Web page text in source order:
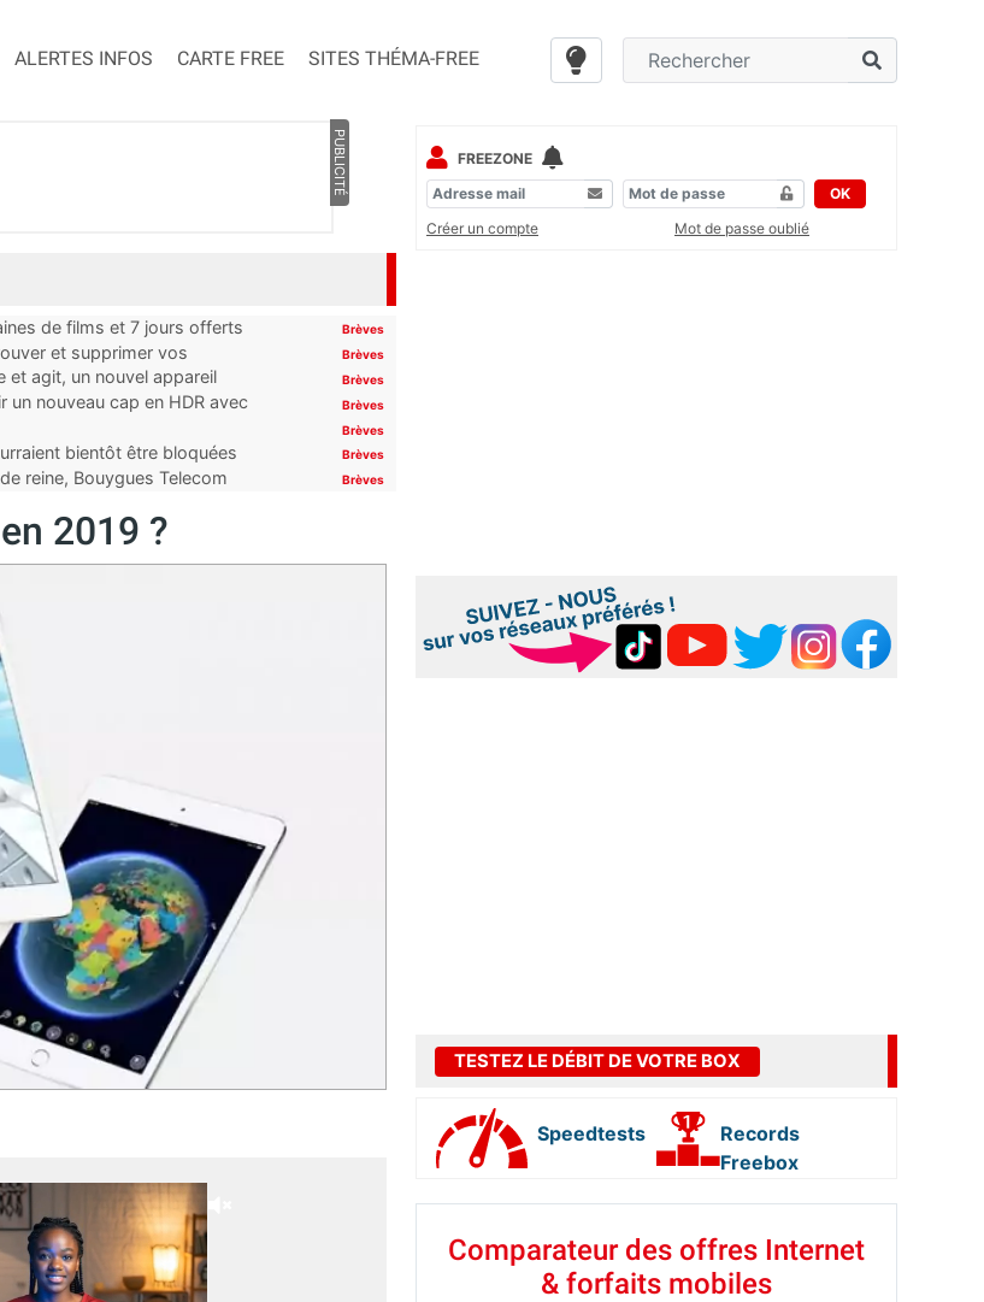
ALERTES INFOS CARTE FREE SITES THÉMA-FREE
PUBLICITÉ
de films et 7 jours offerts Brèves
et supprimer vos
Brèves
et agit, un nouvel appareil
Brèves
nouveau cap en HDR avec
Brèves
Brèves
bientôt être bloquées
Brèves
reine, Bouygues Telecom
Brèves
2019 ?
FREEZONE
OK
Créer un compte
Mot de passe oublié
TESTEZ LE DÉBIT DE VOTRE BOX
Speedtests
Records
Freebox
Comparateur des offres Internet
& forfaits mobiles